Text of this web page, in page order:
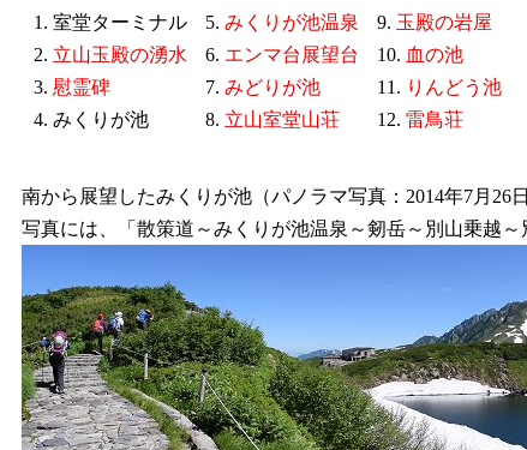
1. 室堂ターミナル
2. 立山玉殿の湧水
3. 慰霊碑
4. みくりが池
5. みくりが池温泉
6. エンマ台展望台
7. みどりが池
8. 立山室堂山荘
9. 玉殿の岩屋
10. 血の池
11. りんどう池
12. 雷鳥荘
南から展望したみくりが池（パノラマ写真：2014年7月26
写真には、「散策道～みくりが池温泉～剱岳～別山乗越